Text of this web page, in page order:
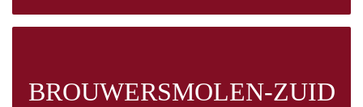
BROUWERSMOLEN-ZUID